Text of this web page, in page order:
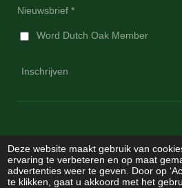
Deze website maakt gebruik van
ervaring te verbeteren en op maat
advertenties weer te geven. Door op
te klikken, gaat u akkoord met het
Nieuwsbrief *
Word Dutch Oak Member
Inschrijven